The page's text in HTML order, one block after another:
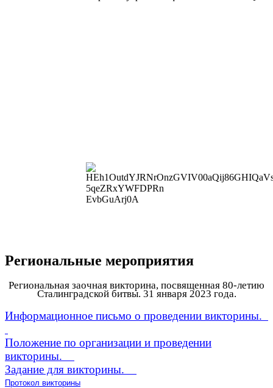
Региональные мероприятия
Региональная заочная викторина, посвященная 80-летию
Сталинградской битвы. 31 января 2023 года.
Информационное письмо о проведении викторины.
Положение по организации и проведении
викторины.
Задание для викторины.
Протокол викторины